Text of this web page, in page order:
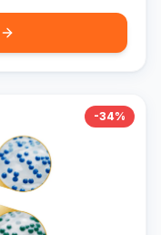
-34%